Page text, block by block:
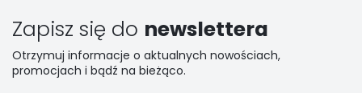
Zapisz się do newslettera
Otrzymuj informacje o aktualnych nowościach,
promocjach i bądź na bieżąco.